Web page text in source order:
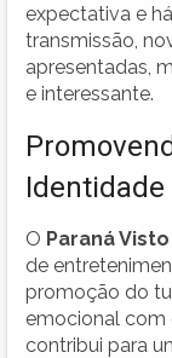
expectativa e
transmissão,
apresentadas,
e interessante.
Identidade
O Paraná
de
promoção do
emocional com
contribui para